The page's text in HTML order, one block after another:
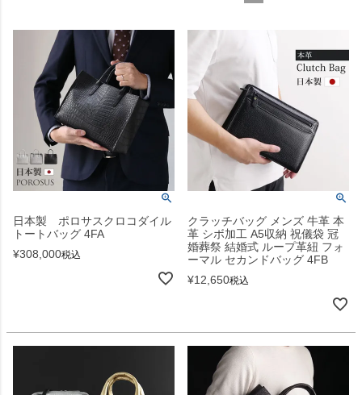
日本製 ポロサスクロコダイル
トートバッグ 4FA
¥308,000税込
クラッチバッグ メンズ 牛革 本
革 シボ加工 A5収納 祝儀袋 冠
婚葬祭 結婚式 ループ革紐 フォ
ーマル セカンドバッグ 4FB
¥12,650税込